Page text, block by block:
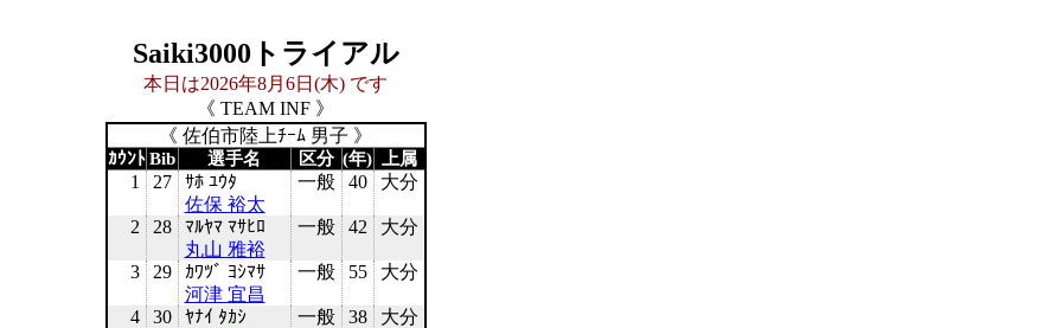
Saiki3000トライアル
本日は2026年8月6日(木) です
《 TEAM INF 》
《 佐伯市陸上ﾁｰﾑ 男子 》
ｶｳﾝﾄ Bib 選手名 区分 (年) 上属
1 27
ｻﾎ ﾕｳﾀ
佐保 裕太
一般 40 大分
2 28
ﾏﾙﾔﾏ ﾏｻﾋﾛ
丸山 雅裕
一般 42 大分
3 29
ｶﾜﾂﾞ ﾖｼﾏｻ
河津 宜昌
一般 55 大分
4 30
ﾔﾅｲ ﾀｶｼ
一般 38 大分